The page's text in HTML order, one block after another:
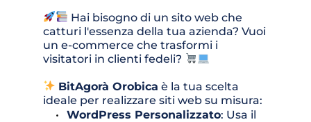
Hai bisogno di un sito web che
catturi l'essenza della tua azienda? Vuoi
un e-commerce che trasformi i
visitatori in clienti fedeli?
BitAgorà Orobica è la tua scelta
ideale per realizzare siti web su misura:
WordPress Personalizzato: Usa il